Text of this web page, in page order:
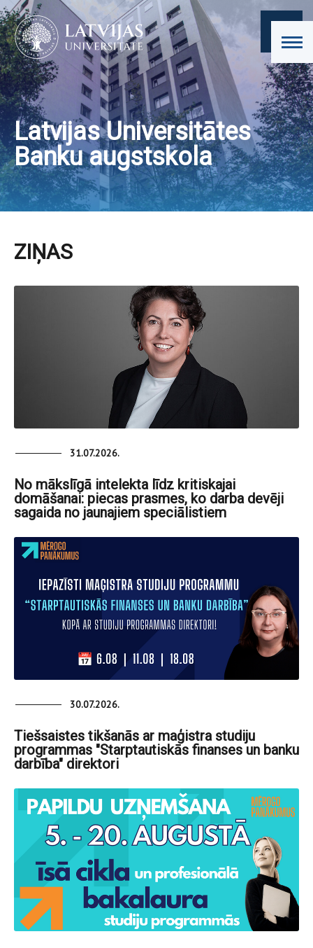
Latvijas Universitātes
Banku augstskola
ZIŅAS
31.07.2026.
No mākslīgā intelekta līdz kritiskajai
domāšanai: piecas prasmes, ko darba devēji
sagaida no jaunajiem speciālistiem
30.07.2026.
Tiešsaistes tikšanās ar maģistra studiju
programmas "Starptautiskās finanses un banku
darbība" direktori